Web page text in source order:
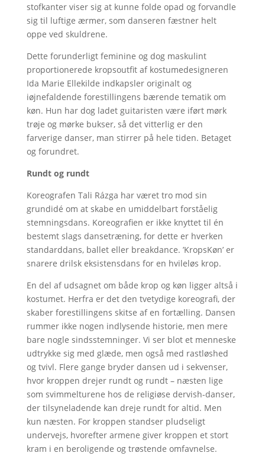
stofkanter viser sig at kunne folde opad og forvandle
sig til luftige ærmer, som danseren fæstner helt
oppe ved skuldrene.
Dette forunderligt feminine og dog maskulint
proportionerede kropsoutfit af kostumedesigneren
Ida Marie Ellekilde indkapsler originalt og
iøjnefaldende forestillingens bærende tematik om
køn. Hun har dog ladet guitaristen være iført mørk
trøje og mørke bukser, så det vitterlig er den
farverige danser, man stirrer på hele tiden. Betaget
og forundret.
Rundt og rundt
Koreografen Tali Rázga har været tro mod sin
grundidé om at skabe en umiddelbart forståelig
stemningsdans. Koreografien er ikke knyttet til én
bestemt slags dansetræning, for dette er hverken
standarddans, ballet eller breakdance. ’KropsKøn’ er
snarere drilsk eksistensdans for en hvileløs krop.
En del af udsagnet om både krop og køn ligger altså i
kostumet. Herfra er det den tvetydige koreografi, der
skaber forestillingens skitse af en fortælling. Dansen
rummer ikke nogen indlysende historie, men mere
bare nogle sindsstemninger. Vi ser blot et menneske
udtrykke sig med glæde, men også med rastløshed
og tvivl. Flere gange bryder dansen ud i sekvenser,
hvor kroppen drejer rundt og rundt – næsten lige
som svimmelturene hos de religiøse dervish-danser,
der tilsyneladende kan dreje rundt for altid. Men
kun næsten. For kroppen standser pludseligt
undervejs, hvorefter armene giver kroppen et stort
kram i en beroligende og trøstende omfavnelse.